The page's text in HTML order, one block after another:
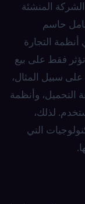
الشركة المنشئة
حاسم
التجارة
تؤثر فقط على بيع
على سبيل المثال،
التحميل، وأنظمة
لذلك،
التي